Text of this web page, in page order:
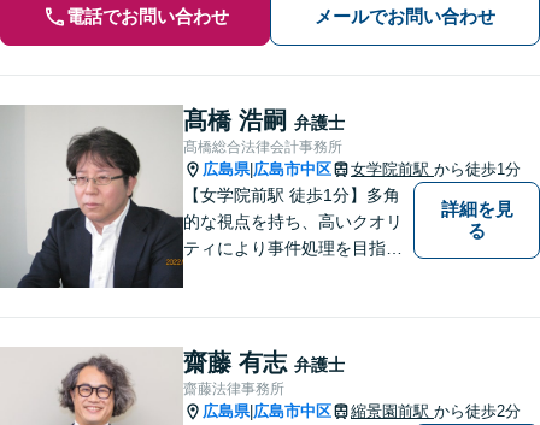
電話でお問い合わせ メールでお問い合わせ
髙橋 浩嗣 弁護士
髙橋総合法律会計事務所
広島県| 広島市中区 女学院前駅 から徒歩1分
【女学院前駅 徒歩1分】多角
的な視点を持ち、高いクオリ
ティにより事件処理を目指し
詳細を見
る
齋藤 有志 弁護士
齋藤法律事務所
広島県| 広島市中区 縮景園前駅 から徒歩2分